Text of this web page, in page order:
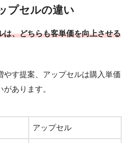
プセルの違い
は、どちらも客単価を向上させる
やす提案、アップセルは購入単価
あります。
アップセル